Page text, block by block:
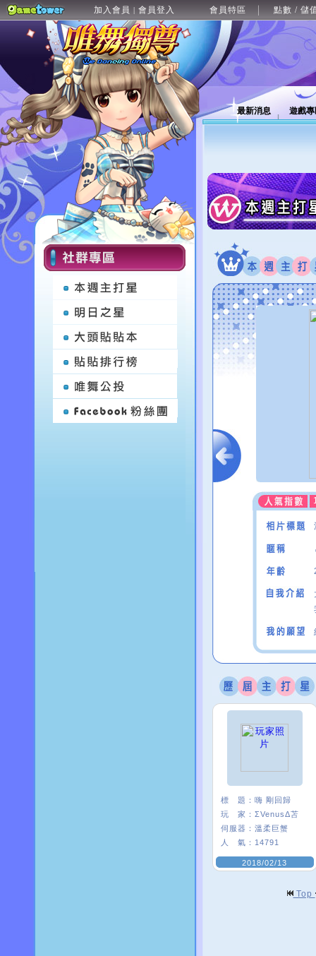
加入會員 | 會員登入 會員特區 點數 / 儲
最新消息 遊戲
標 題： 嗨 剛回歸
玩 家： ΣVenusΔ苫
伺服器： 溫柔巨蟹
人 氣： 14791
2018/02/13
Top